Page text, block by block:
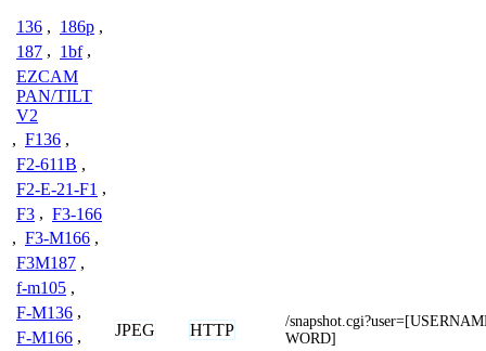
136 , 186p ,
187 , 1bf ,
EZCAM
PAN/TILT
V2
, F136 ,
F2-611B ,
F2-E-21-F1 ,
F3 , F3-166
, F3-M166 ,
F3M187 ,
f-m105 ,
F-M136 ,
F-M166 ,
JPEG HTTP
/
WORD]